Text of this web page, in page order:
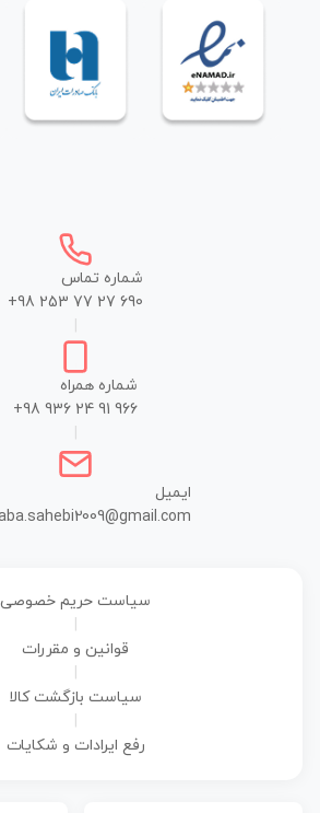
شماره تماس
+98 253 77 27 690
شماره همراه
+98 936 24 91 966
ایمیل
سیاست حریم خصوصی
قوانین و مقررات
سیاست بازگشت کالا
رفع ایرادات و شکایات